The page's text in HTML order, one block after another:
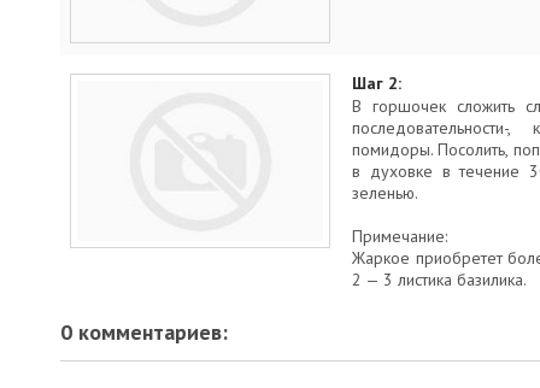
Шаг 2:
В горшочек сложить
помидоры. Посолить,
в духовке в течение
зеленью.
Примечание:
Жаркое приобретет
2 — 3 листика базилика.
0 комментариев: